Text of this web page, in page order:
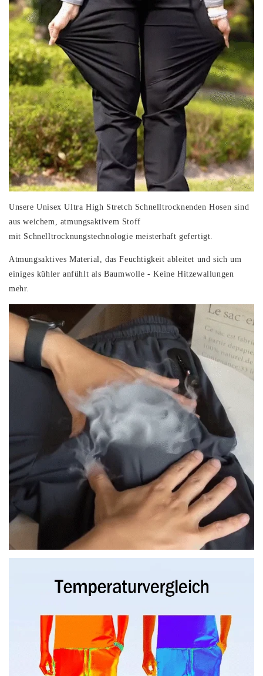
UnsereUnisex Ultra High Stretch Schnelltrocknenden Hosen sind
ausweichem, atmungsaktivem Stoff
mit Schnelltrocknungstechnologie meisterhaft gefertigt.
Atmungsaktives Material, das Feuchtigkeit ableitet und sich um
einiges kühler anfühlt als Baumwolle - Keine Hitzewallungen
mehr.